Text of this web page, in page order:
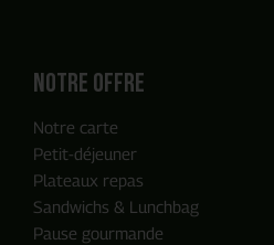
Notre offre
Notre carte
Petit-déjeuner
Plateaux repas
Sandwichs & Lunchbag
Pause gourmande